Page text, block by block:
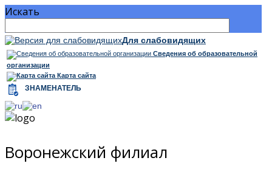
Искать
Для cлабовидящих
Сведения об образовательной
организации
Карта сайта
ЗНАМЕНАТЕЛЬ
Воронежский филиал